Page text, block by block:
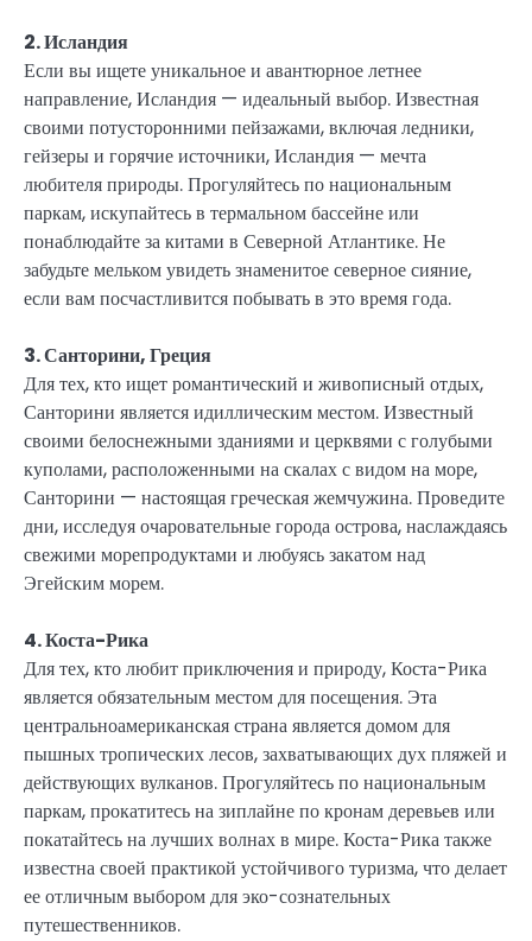
2. Исландия
Если вы ищете уникальное и авантюрное летнее
направление, Исландия — идеальный выбор. Известная
своими потусторонними пейзажами, включая ледники,
гейзеры и горячие источники, Исландия — мечта
любителя природы. Прогуляйтесь по национальным
паркам, искупайтесь в термальном бассейне или
понаблюдайте за китами в Северной Атлантике. Не
забудьте мельком увидеть знаменитое северное сияние,
если вам посчастливится побывать в это время года.
3. Санторини, Греция
Для тех, кто ищет романтический и живописный отдых,
Санторини является идиллическим местом. Известный
своими белоснежными зданиями и церквями с голубыми
куполами, расположенными на скалах с видом на море,
Санторини — настоящая греческая жемчужина. Проведите
дни, исследуя очаровательные города острова, наслаждаясь
свежими морепродуктами и любуясь закатом над
Эгейским морем.
4. Коста-Рика
Для тех, кто любит приключения и природу, Коста-Рика
является обязательным местом для посещения. Эта
центральноамериканская страна является домом для
пышных тропических лесов, захватывающих дух пляжей и
действующих вулканов. Прогуляйтесь по национальным
паркам, прокатитесь на зиплайне по кронам деревьев или
покатайтесь на лучших волнах в мире. Коста-Рика также
известна своей практикой устойчивого туризма, что делает
ее отличным выбором для эко-сознательных
путешественников.